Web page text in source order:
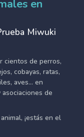
en
Miwuki
cientos de perros,
cobayas, ratas,
aves... en
de
¡estás en el